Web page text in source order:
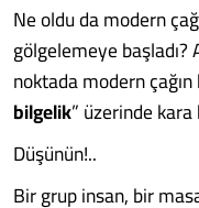
Ne oldu da modern
gölgelemeye
noktada modern
bilgelik” üzerinde
Düşünün!..
Bir grup insan, bir